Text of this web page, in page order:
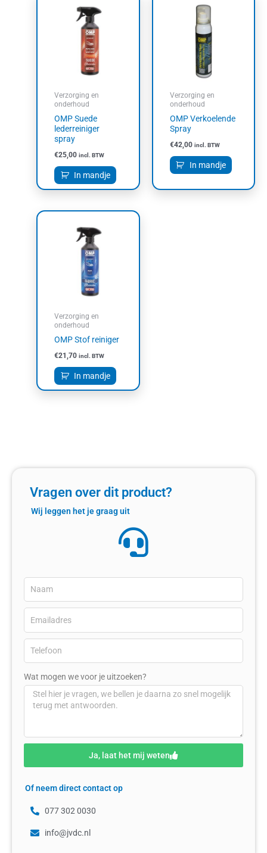
Verzorging en
onderhoud
OMP Suede
lederreiniger
spray
€25,00 incl. BTW
In mandje
Verzorging en
onderhoud
OMP Verkoelende
Spray
€42,00 incl. BTW
In mandje
Verzorging en
onderhoud
OMP Stof reiniger
€21,70 incl. BTW
In mandje
Vragen over dit product?
Wij leggen het je graag uit
Wat mogen we voor je uitzoeken?
Ja, laat het mij weten
Of neem direct contact op
077 302 0030
info@jvdc.nl